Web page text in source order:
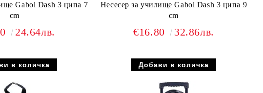
Gabol Dash 3 ципа 7
cm
24.64лв.
Несесер за училище Gabol Dash 3 ципа 9
cm
€16.80 32.86лв.